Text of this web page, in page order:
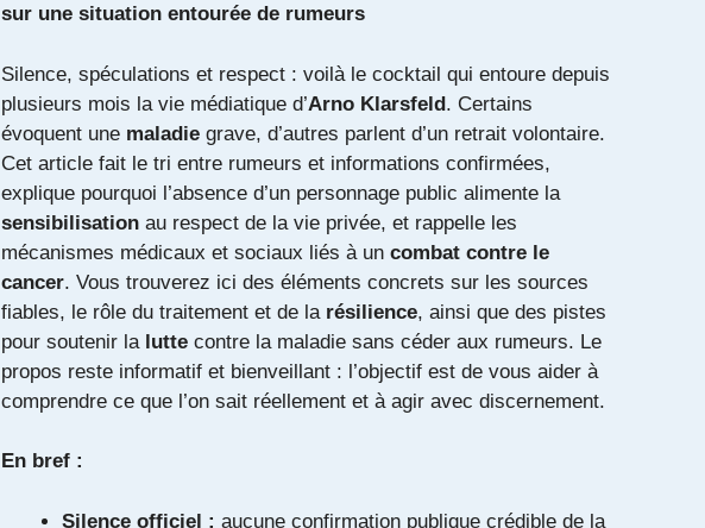
sur une situation entourée de rumeurs
Silence, spéculations et respect : voilà le cocktail qui entoure depuis
plusieurs mois la vie médiatique d’Arno Klarsfeld. Certains
évoquent une maladie grave, d’autres parlent d’un retrait volontaire.
Cet article fait le tri entre rumeurs et informations confirmées,
explique pourquoi l’absence d’un personnage public alimente la
sensibilisation au respect de la vie privée, et rappelle les
mécanismes médicaux et sociaux liés à un combat contre le
cancer. Vous trouverez ici des éléments concrets sur les sources
fiables, le rôle du traitement et de la résilience, ainsi que des pistes
pour soutenir la lutte contre la maladie sans céder aux rumeurs. Le
propos reste informatif et bienveillant : l’objectif est de vous aider à
comprendre ce que l’on sait réellement et à agir avec discernement.
En bref :
Silence officiel : aucune confirmation publique crédible de la